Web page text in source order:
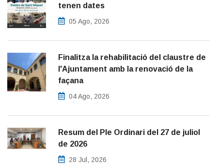
tenen dates
05 Ago, 2026
Finalitza la rehabilitació del claustre de
l'Ajuntament amb la renovació de la
façana
04 Ago, 2026
Resum del Ple Ordinari del 27 de juliol
de 2026
28 Jul, 2026